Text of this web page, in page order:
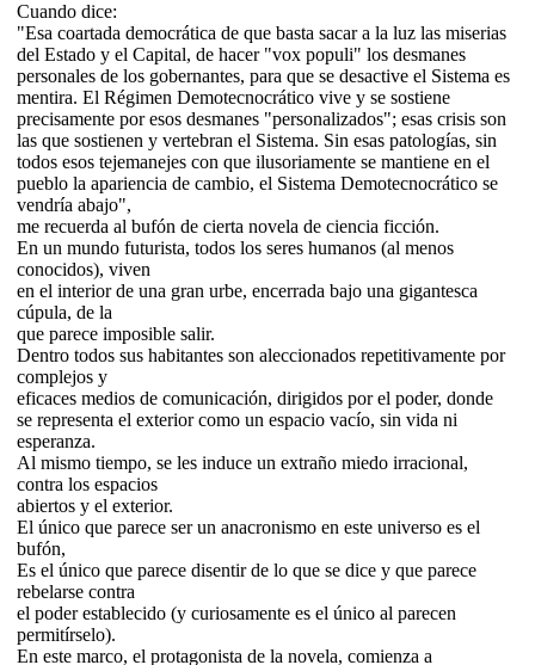
Cuando dice:
"Esa coartada democrática de que basta sacar a la luz las miserias
del Estado y el Capital, de hacer "vox populi" los desmanes
personales de los gobernantes, para que se desactive el Sistema es
mentira. El Régimen Demotecnocrático vive y se sostiene
precisamente por esos desmanes "personalizados"; esas crisis son
las que sostienen y vertebran el Sistema. Sin esas patologías, sin
todos esos tejemanejes con que ilusoriamente se mantiene en el
pueblo la apariencia de cambio, el Sistema Demotecnocrático se
vendría abajo",
me recuerda al bufón de cierta novela de ciencia ficción.
En un mundo futurista, todos los seres humanos (al menos
conocidos), viven
en el interior de una gran urbe, encerrada bajo una gigantesca
cúpula, de la
que parece imposible salir.
Dentro todos sus habitantes son aleccionados repetitivamente por
complejos y
eficaces medios de comunicación, dirigidos por el poder, donde
se representa el exterior como un espacio vacío, sin vida ni
esperanza.
Al mismo tiempo, se les induce un extraño miedo irracional,
contra los espacios
abiertos y el exterior.
El único que parece ser un anacronismo en este universo es el
bufón,
Es el único que parece disentir de lo que se dice y que parece
rebelarse contra
el poder establecido (y curiosamente es el único al parecen
permitírselo).
En este marco, el protagonista de la novela, comienza a